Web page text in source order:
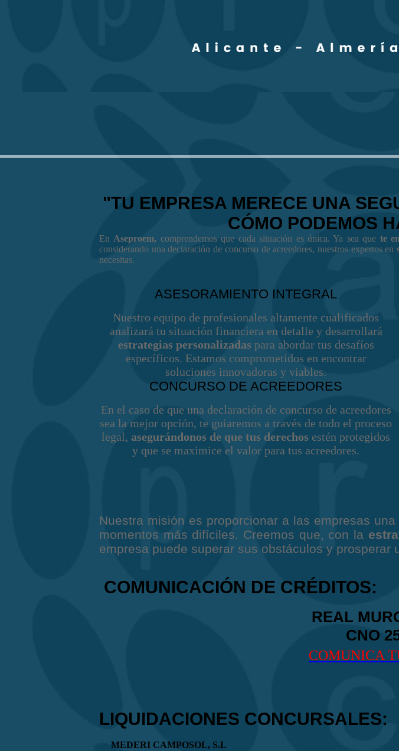
"TU EMPRESA MERECE UNA
CÓMO PODEMOS
En Aseproem, comprendemos que cada situación es única. Ya sea que te
considerando una declaración de concurso de acreedores, nuestros expertos en
necesitas.
ASESORAMIENTO INTEGRAL
Nuestro equipo de profesionales altamente cualificados
analizará tu situación financiera en detalle y desarrollará
estrategias personalizadas para abordar tus desafíos
específicos. Estamos comprometidos en encontrar
soluciones innovadoras y viables.
CONCURSO DE ACREEDORES
En el caso de que una declaración de concurso de acreedores
sea la mejor opción, te guiaremos a través de todo el proceso
legal, asegurándonos de que tus derechos estén protegidos
y que se maximice el valor para tus acreedores.
Nuestra misión es proporcionar a las empresas una
momentos más difíciles. Creemos que, con la
empresa puede superar sus obstáculos y prosperar
COMUNICACIÓN DE CRÉDITOS:
REAL
CNO
COMUNICA
LIQUIDACIONES CONCURSALES:
MEDERI CAMPOSOL, S.L